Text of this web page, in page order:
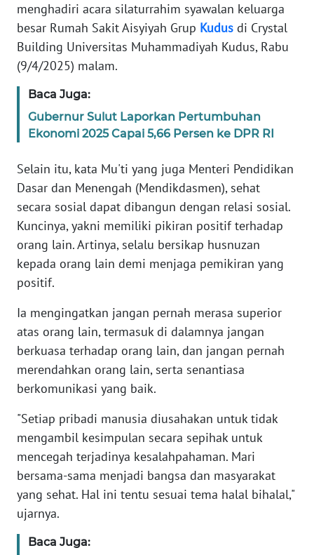
menghadiri acara silaturrahim syawalan keluarga
besar Rumah Sakit Aisyiyah Grup Kudus di Crystal
Building Universitas Muhammadiyah Kudus, Rabu
(9/4/2025) malam.
Baca Juga:
Gubernur Sulut Laporkan Pertumbuhan
Ekonomi 2025 Capai 5,66 Persen ke DPR RI
Selain itu, kata Mu'ti yang juga Menteri Pendidikan
Dasar dan Menengah (Mendikdasmen), sehat
secara sosial dapat dibangun dengan relasi sosial.
Kuncinya, yakni memiliki pikiran positif terhadap
orang lain. Artinya, selalu bersikap husnuzan
kepada orang lain demi menjaga pemikiran yang
positif.
Ia mengingatkan jangan pernah merasa superior
atas orang lain, termasuk di dalamnya jangan
berkuasa terhadap orang lain, dan jangan pernah
merendahkan orang lain, serta senantiasa
berkomunikasi yang baik.
"Setiap pribadi manusia diusahakan untuk tidak
mengambil kesimpulan secara sepihak untuk
mencegah terjadinya kesalahpahaman. Mari
bersama-sama menjadi bangsa dan masyarakat
yang sehat. Hal ini tentu sesuai tema halal bihalal,"
ujarnya.
Baca Juga:
REDAKSI
KARIR
Wahana
WN
JAKARTA
WN
WN
BANTEN
WN
WN
KEPRI
WN
PAPUA
WN